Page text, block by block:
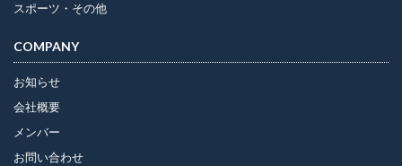
スポーツ・その他
COMPANY
お知らせ
会社概要
メンバー
お問い合わせ